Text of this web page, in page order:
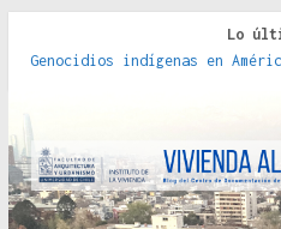
Lo
Genocidios indígenas en
políticas, prácticas y
crítica de las fronteras
Criterios técnicos para una
Red de consultorios de la